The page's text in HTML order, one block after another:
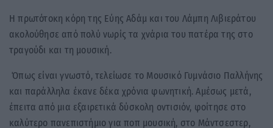
Η πρωτότοκη κόρη της Εύης Αδάμ και του Λάμπη Λιβιεράτου
ακολούθησε από πολύ νωρίς τα χνάρια του πατέρα της στο
τραγούδι και τη μουσική.
Όπως είναι γνωστό, τελείωσε το Μουσικό Γυμνάσιο Παλλήνης
και παράλληλα έκανε δέκα χρόνια φωνητική. Αμέσως μετά,
έπειτα από μια εξαιρετικά δύσκολη οντισιόν, φοίτησε στο
καλύτερο πανεπιστήμιο για ποπ μουσική, στο Μάντσεστερ,